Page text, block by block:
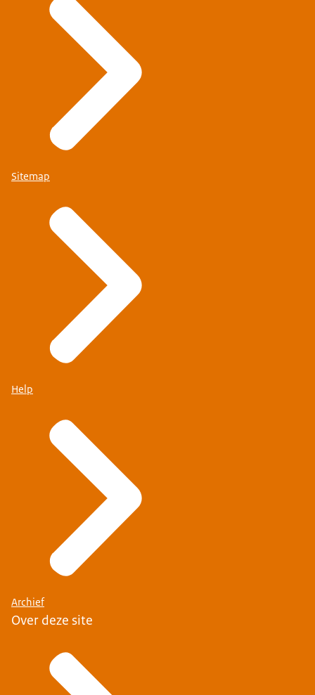
Sitemap
Help
Archief
Over deze site